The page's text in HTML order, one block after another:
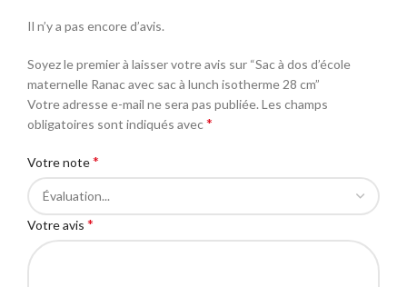
Il n’y a pas encore d’avis.
Soyez le premier à laisser votre avis sur “Sac à dos d’école
maternelle Ranac avec sac à lunch isotherme 28 cm”
Votre adresse e-mail ne sera pas publiée.Les champs
obligatoires sont indiqués avec*
Votre note*
Votre avis *